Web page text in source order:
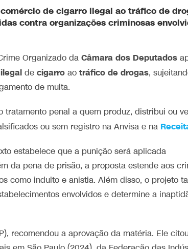
de cigarro ilegal ao tráfico de
contra organizações criminosas
Organizado da Câmara dos Deputados
de cigarro ao tráfico de drogas,
de multa.
penal a quem produz, distribui ou
ou sem registro na Anvisa e na
estabelece que a punição será aplicada
da pena de prisão, a proposta estende aos
como indulto e anistia. Além disso, o projeto
envolvidos e determine a
recomendou a aprovação da matéria. Ele